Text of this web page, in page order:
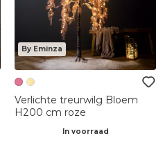
By Eminza
Verlichte treurwilg Bloem
H200 cm roze
In voorraad